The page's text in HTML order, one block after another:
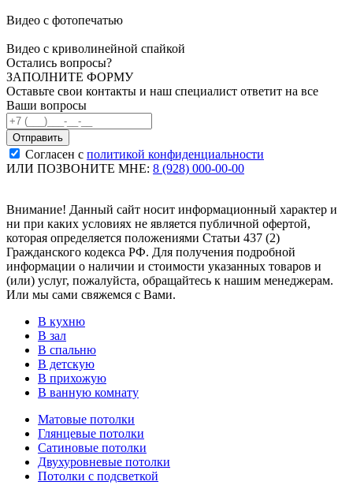
Видео с фотопечатью
Видео с криволинейной спайкой
Остались вопросы?
ЗАПОЛНИТЕ ФОРМУ
Оставьте свои контакты и наш специалист ответит на все
Ваши вопросы
Согласен с политикой конфиденциальности
ИЛИ ПОЗВОНИТЕ МНЕ: 8 (928) 000-00-00
Внимание! Данный сайт носит информационный характер и
ни при каких условиях не является публичной офертой,
которая определяется положениями Статьи 437 (2)
Гражданского кодекса РФ. Для получения подробной
информации о наличии и стоимости указанных товаров и
(или) услуг, пожалуйста, обращайтесь к нашим менеджерам.
Или мы сами свяжемся с Вами.
В кухню
В зал
В спальню
В детскую
В прихожую
В ванную комнату
Матовые потолки
Глянцевые потолки
Сатиновые потолки
Двухуровневые потолки
Потолки с подсветкой